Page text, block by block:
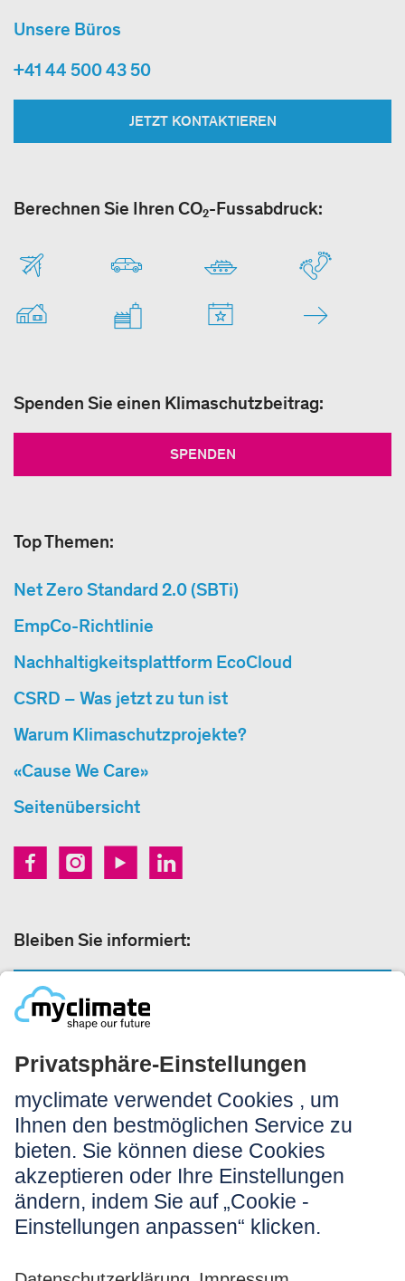
Unsere Büros
+41 44 500 43 50
JETZT KONTAKTIEREN
Berechnen Sie Ihren CO₂-Fussabdruck:
Spenden Sie einen Klimaschutzbeitrag:
SPENDEN
Top Themen:
Net Zero Standard 2.0 (SBTi)
EmpCo-Richtlinie
Nachhaltigkeitsplattform EcoCloud
CSRD – Was jetzt zu tun ist
Warum Klimaschutzprojekte?
«Cause We Care»
Seitenübersicht
Bleiben Sie informiert:
Rechtliches:
Impressum
Nutzungshinweis
AGB
Datenschutz
Barrierefreiheit